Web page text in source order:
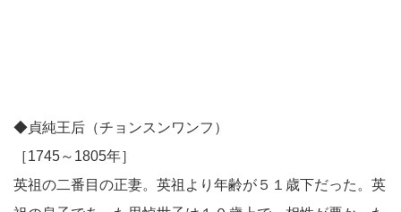
◆貞純王后（チョンスンワンフ）
［1745～1805年］
英祖の二番目の正妻。英祖より年齢が５１歳下だった。英